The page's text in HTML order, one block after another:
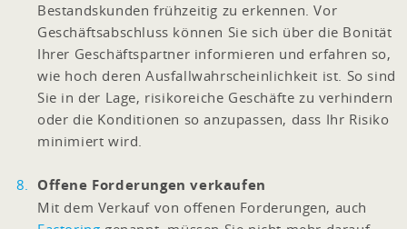
Bestandskunden frühzeitig zu erkennen. Vor
Geschäftsabschluss können Sie sich über die Bonität
Ihrer Geschäftspartner informieren und erfahren so,
wie hoch deren Ausfallwahrscheinlichkeit ist. So sind
Sie in der Lage, risikoreiche Geschäfte zu verhindern
oder die Konditionen so anzupassen, dass Ihr Risiko
minimiert wird.
Offene Forderungen verkaufen
Mit dem Verkauf von offenen Forderungen, auch